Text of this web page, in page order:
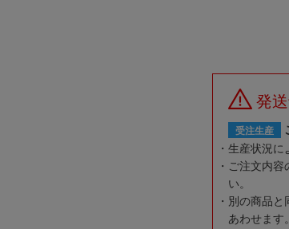
発
受注生産
生産状況に
ご注文内容
い。
別の商品と
あわせます。